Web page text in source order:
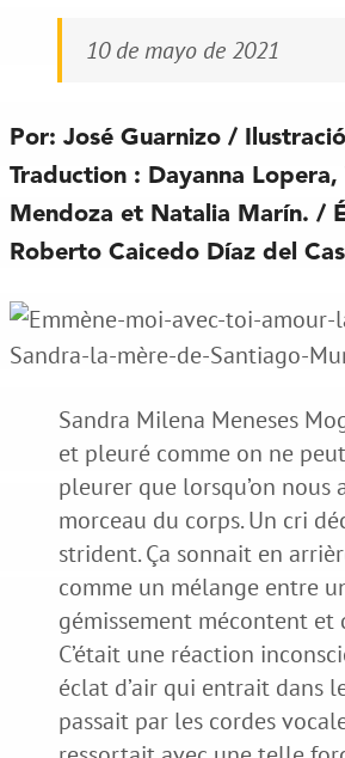
10 de mayo de 2021
Por: José Guarnizo /
Traduction : Dayanna Lopera,
Mendoza et Natalia Marín. /
Roberto Caicedo Díaz del
Sandra Milena Meneses
et pleuré comme on ne
pleurer que lorsqu’on nous
morceau du corps. Un cri
strident. Ça sonnait en
comme un mélange entre
gémissement mécontent et
C’était une réaction
éclat d’air qui entrait dans
passait par les cordes